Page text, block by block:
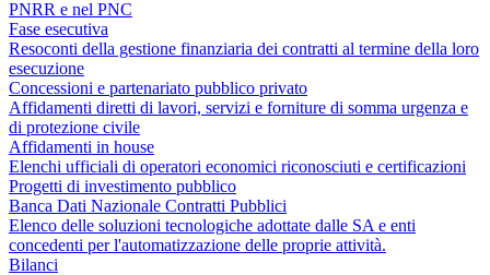
PNRR e nel PNC
Fase esecutiva
Resoconti della gestione finanziaria dei contratti al termine della loro
esecuzione
Concessioni e partenariato pubblico privato
Affidamenti diretti di lavori, servizi e forniture di somma urgenza e
di protezione civile
Affidamenti in house
Elenchi ufficiali di operatori economici riconosciuti e certificazioni
Progetti di investimento pubblico
Banca Dati Nazionale Contratti Pubblici
Elenco delle soluzioni tecnologiche adottate dalle SA e enti
concedenti per l'automatizzazione delle proprie attività.
Bilanci